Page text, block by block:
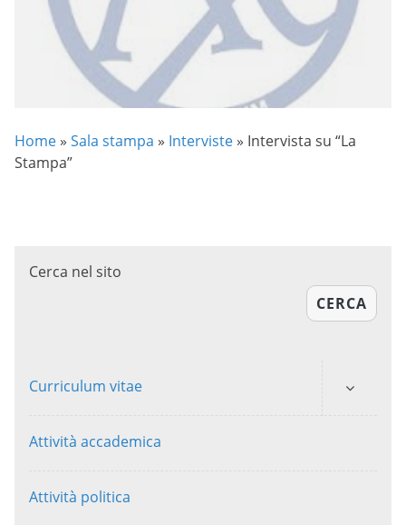
Home » Sala stampa » Interviste » Intervista su “La
Stampa”
Cerca nel sito
CERCA
Curriculum vitae
Attività accademica
Attività politica